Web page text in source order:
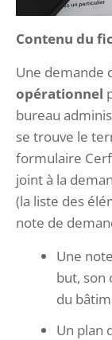
Contenu du
Une demande
opérationnel
bureau
se trouve le
formulaire
joint à la
(la liste des
note de
Une
but, son
du
Un plan